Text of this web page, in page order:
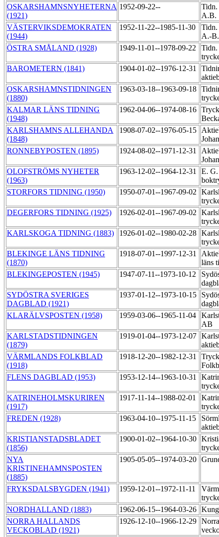
OSKARSHAMNSNYHETERNA
(1921)
1952-09-22--
Tidn.
A.B.
VÄSTERVIKSDEMOKRATEN
(1944)
1952-11-22--1985-11-30
Tidn.
A.-
ÖSTRA SMÅLAND (1928)
1949-11-01--1978-09-22
Tidn.
BAROMETERN (1841)
1904-01-02--1976-12-31
OSKARSHAMNSTIDNINGEN
(1880)
1963-03-18--1963-09-18
KALMAR LÄNS TIDNING
(1948)
1962-04-06--1974-08-16
KARLSHAMNS ALLEHANDA
(1848)
1908-07-02--1976-05-15
RONNEBYPOSTEN (1895)
1924-08-02--1971-12-31
OLOFSTRÖMS NYHETER
(1963)
1963-12-02--1964-12-31
E. G.
STORFORS TIDNING (1950)
1950-07-01--1967-09-02
DEGERFORS TIDNING (1925)
1926-02-01--1967-09-02
KARLSKOGA TIDNING (1883)
1926-01-02--1980-02-28
BLEKINGE LÄNS TIDNING
(1870)
1918-07-01--1997-12-31
läns
BLEKINGEPOSTEN (1945)
1947-07-11--1973-10-12
SYDÖSTRA SVERIGES
DAGBLAD (1921)
1937-01-12--1973-10-15
KLARÄLVSPOSTEN (1958)
1959-03-06--1965-11-04
AB
KARLSTADSTIDNINGEN
(1879)
1919-01-04--1973-12-07
VÄRMLANDS FOLKBLAD
(1918)
1918-12-20--1982-12-31
FLENS DAGBLAD (1953)
1953-12-14--1963-10-31
KATRINEHOLMSKURIREN
(1917)
1917-11-14--1988-02-01
FREDEN (1928)
1963-04-10--1975-11-15
KRISTIANSTADSBLADET
(1856)
1900-01-02--1964-10-30
NYA
KRISTINEHAMNSPOSTEN
(1885)
1905-05-05--1974-03-20
FRYKSDALSBYGDEN (1941) 1959-12-01--1972-11-11
NORDHALLAND (1883)
1962-06-15--1964-03-26
NORRA HALLANDS
VECKOBLAD (1921)
1926-12-10--1966-12-29